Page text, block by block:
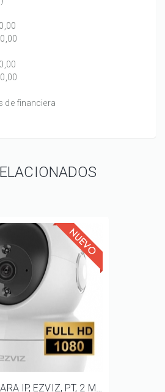
de financiera
[C6N] CAMARA IP, EZVIZ, PT, 2 MP, AUDIO BIDIRECCIONAL